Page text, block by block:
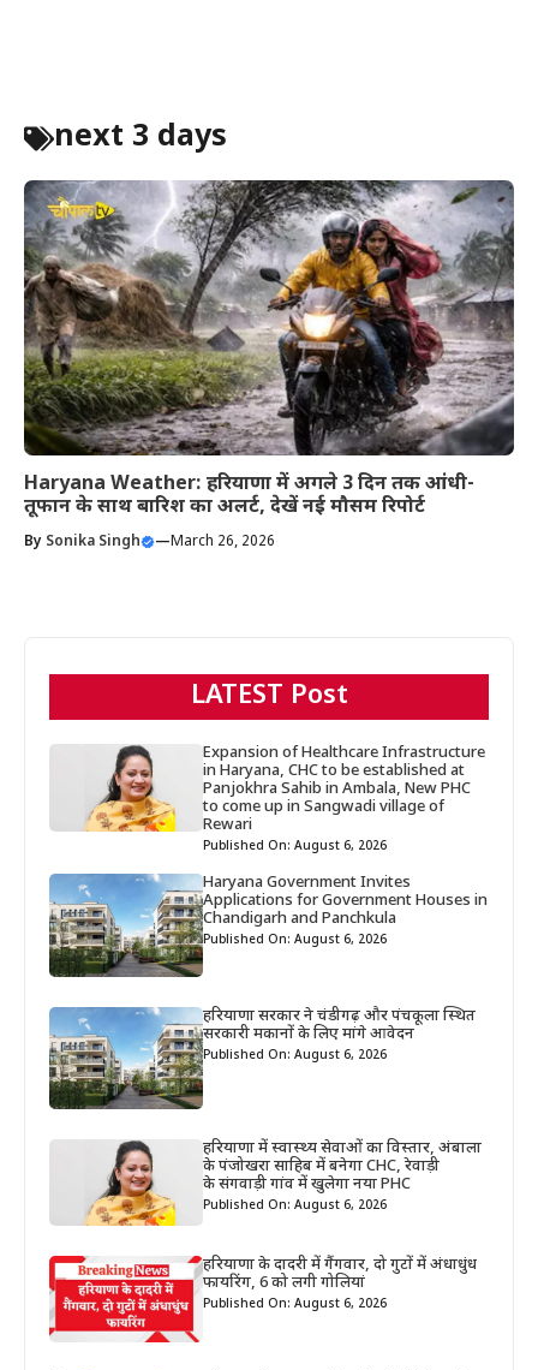
next 3 days
Haryana Weather: हरियाणा में अगले 3 दिन तक आंधी-
तूफान के साथ बारिश का अलर्ट, देखें नई मौसम रिपोर्ट
By Sonika Singh —March 26, 2026
LATEST Post
Expansion of Healthcare Infrastructure
in Haryana, CHC to be established at
Panjokhra Sahib in Ambala, New PHC
to come up in Sangwadi village of
Rewari
Published On: August 6, 2026
Haryana Government Invites
Applications for Government Houses in
Chandigarh and Panchkula
Published On: August 6, 2026
हरियाणा सरकार ने चंडीगढ़ और पंचकूला स्थित
सरकारी मकानों के लिए मांगे आवेदन
Published On: August 6, 2026
हरियाणा में स्वास्थ्य सेवाओं का विस्तार, अंबाला
के पंजोखरा साहिब में बनेगा CHC, रेवाड़ी
के संगवाड़ी गांव में खुलेगा नया PHC
Published On: August 6, 2026
हरियाणा के दादरी में गैंगवार, दो गुटों में अंधाधुंध
फायरिंग, 6 को लगी गोलियां
Published On: August 6, 2026